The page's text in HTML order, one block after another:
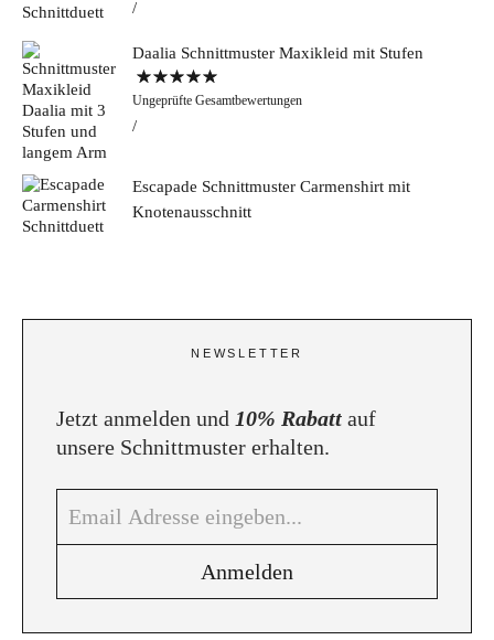
Daalia Schnittmuster Maxikleid mit Stufen
Bewertet mit
5.00von 5
Ungeprüfte Gesamtbewertungen
Escapade Schnittmuster Carmenshirt mit
Knotenausschnitt
NEWSLETTER
Jetzt anmelden und 10% Rabatt auf
unsere Schnittmuster erhalten.